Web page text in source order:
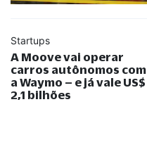
Startups
A Moove vai operar
carros autônomos com
a Waymo – e já vale US$
2,1 bilhões